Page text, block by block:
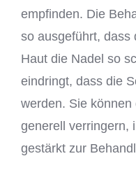
empfinden. Die
so ausgeführt, dass
Haut die Nadel so
eindringt, dass die
werden. Sie
generell verringern,
gestärkt zur